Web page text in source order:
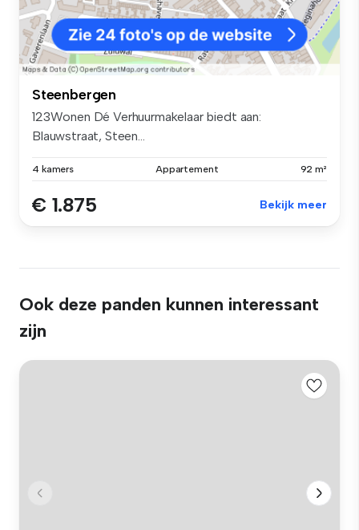
Steenbergen
123Wonen Dé Verhuurmakelaar biedt aan:
Blauwstraat, Steen...
4 kamers Appartement 92 m²
€ 1.875 Bekijk meer
Ook deze panden kunnen interessant
zijn